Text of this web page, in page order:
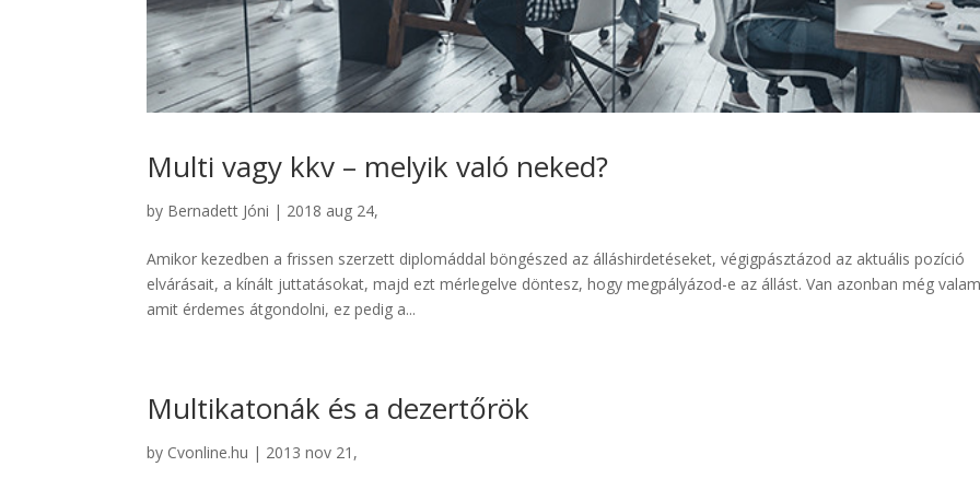
Multi vagy kkv – melyik való neked?
by Bernadett Jóni | 2018 aug 24,
Amikor kezedben a frissen szerzett diplomáddal böngészed az álláshirdetéseket, végigpásztázod az aktuális pozíció
elvárásait, a kínált juttatásokat, majd ezt mérlegelve döntesz, hogy megpályázod-e az állást. Van azonban még
amit érdemes átgondolni, ez pedig a...
Multikatonák és a dezertőrök
by Cvonline.hu | 2013 nov 21,